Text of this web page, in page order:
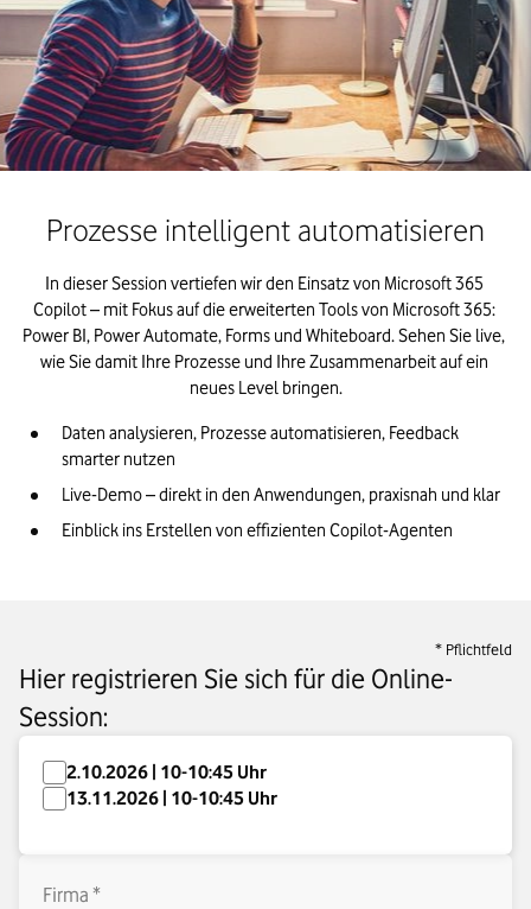
Prozesse intelligent automatisieren
In dieser Session vertiefen wir den Einsatz von Microsoft 365
Copilot – mit Fokus auf die erweiterten Tools von Microsoft 365:
Power BI, Power Automate, Forms und Whiteboard. Sehen Sie live,
wie Sie damit Ihre Prozesse und Ihre Zusammenarbeit auf ein
neues Level bringen.
Daten analysieren, Prozesse automatisieren, Feedback
smarter nutzen
Live-Demo – direkt in den Anwendungen, praxisnah und klar
Einblick ins Erstellen von effizienten Copilot-Agenten
* Pflichtfeld
Hier registrieren Sie sich für die Online-
Session:
2.10.2026 | 10-10:45 Uhr
13.11.2026 | 10-10:45 Uhr
Firma *